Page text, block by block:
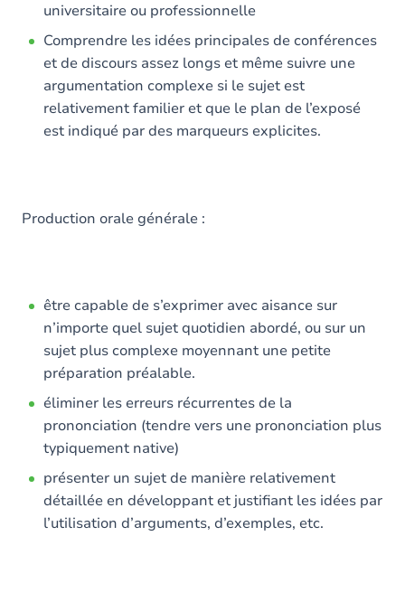
universitaire ou professionnelle
Comprendre les idées principales de conférences
et de discours assez longs et même suivre une
argumentation complexe si le sujet est
relativement familier et que le plan de l’exposé
est indiqué par des marqueurs explicites.
Production orale générale :
être capable de s’exprimer avec aisance sur
n’importe quel sujet quotidien abordé, ou sur un
sujet plus complexe moyennant une petite
préparation préalable.
éliminer les erreurs récurrentes de la
prononciation (tendre vers une prononciation plus
typiquement native)
présenter un sujet de manière relativement
détaillée en développant et justifiant les idées par
l’utilisation d’arguments, d’exemples, etc.